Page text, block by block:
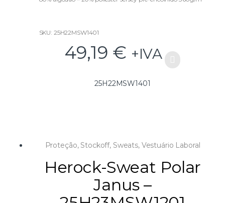
SKU: 25H22MSW1401
49,19 € +IVA
25H22MSW1401
Proteção, Stockoff, Sweats, Vestuário Laboral
Herock-Sweat Polar
Janus –